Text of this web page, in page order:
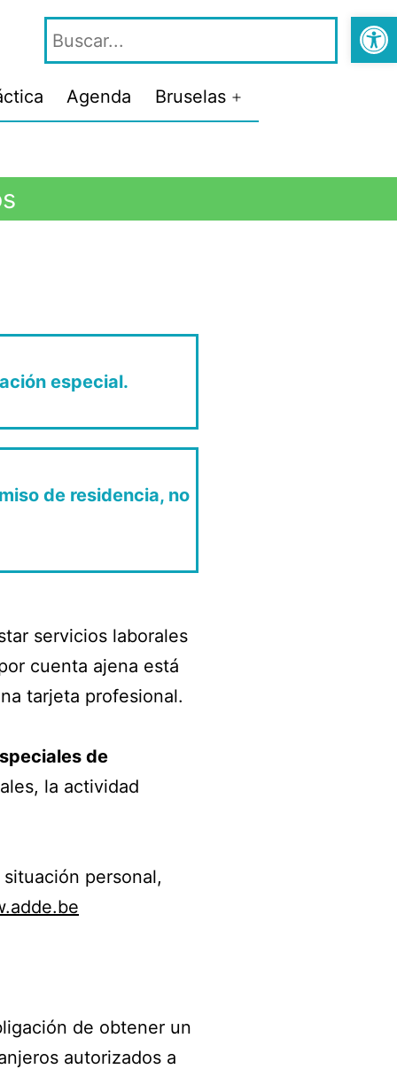
Abrir
Agenda Bruselas
especial.
de residencia, no
servicios laborales
cuenta ajena está
tarjeta profesional.
de
la actividad
personal,
de obtener un
autorizados a